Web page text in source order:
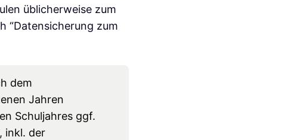
üblicherweise zum
“Datensicherung zum
dem
Jahren
Schuljahres ggf.
inkl. der